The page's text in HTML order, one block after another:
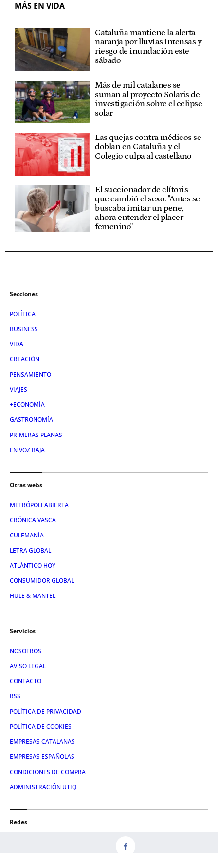
MÁS EN VIDA
Cataluña mantiene la alerta
naranja por lluvias intensas y
riesgo de inundación este
sábado
Más de mil catalanes se
suman al proyecto Solaris de
investigación sobre el eclipse
solar
Las quejas contra médicos se
doblan en Cataluña y el
Colegio culpa al castellano
El succionador de clítoris
que cambió el sexo: "Antes se
buscaba imitar un pene,
ahora entender el placer
femenino"
Secciones
POLÍTICA
BUSINESS
VIDA
CREACIÓN
PENSAMIENTO
VIAJES
+ECONOMÍA
GASTRONOMÍA
PRIMERAS PLANAS
EN VOZ BAJA
Otras webs
METRÓPOLI ABIERTA
CRÓNICA VASCA
CULEMANÍA
LETRA GLOBAL
ATLÁNTICO HOY
CONSUMIDOR GLOBAL
HULE & MANTEL
Servicios
NOSOTROS
AVISO LEGAL
CONTACTO
RSS
POLÍTICA DE PRIVACIDAD
POLÍTICA DE COOKIES
EMPRESAS CATALANAS
EMPRESAS ESPAÑOLAS
CONDICIONES DE COMPRA
ADMINISTRACIÓN UTIQ
Redes